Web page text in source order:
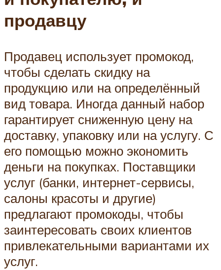
продавцу
Продавец использует промокод,
чтобы сделать скидку на
продукцию или на определённый
вид товара. Иногда данный набор
гарантирует сниженную цену на
доставку, упаковку или на услугу. С
его помощью можно экономить
деньги на покупках. Поставщики
услуг (банки, интернет-сервисы,
салоны красоты и другие)
предлагают промокоды, чтобы
заинтересовать своих клиентов
привлекательными вариантами их
услуг.